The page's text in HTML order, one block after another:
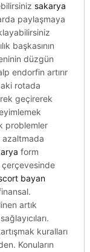
sakarya
paylaşmaya
başkasının
düzgün
endorfin artırır
rotada
geçirerek
problemler
azaltmada
form
bayan
artık
kuralları
Konuların